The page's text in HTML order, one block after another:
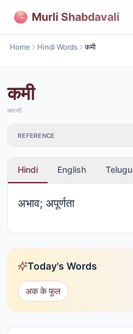
Murli Shabdavali
Home Hindi Words कमी
कमी
फ़ारसी
REFERENCE
Hindi English Telugu
अभाव; अपूर्णता
Today's Words
अक के फूल